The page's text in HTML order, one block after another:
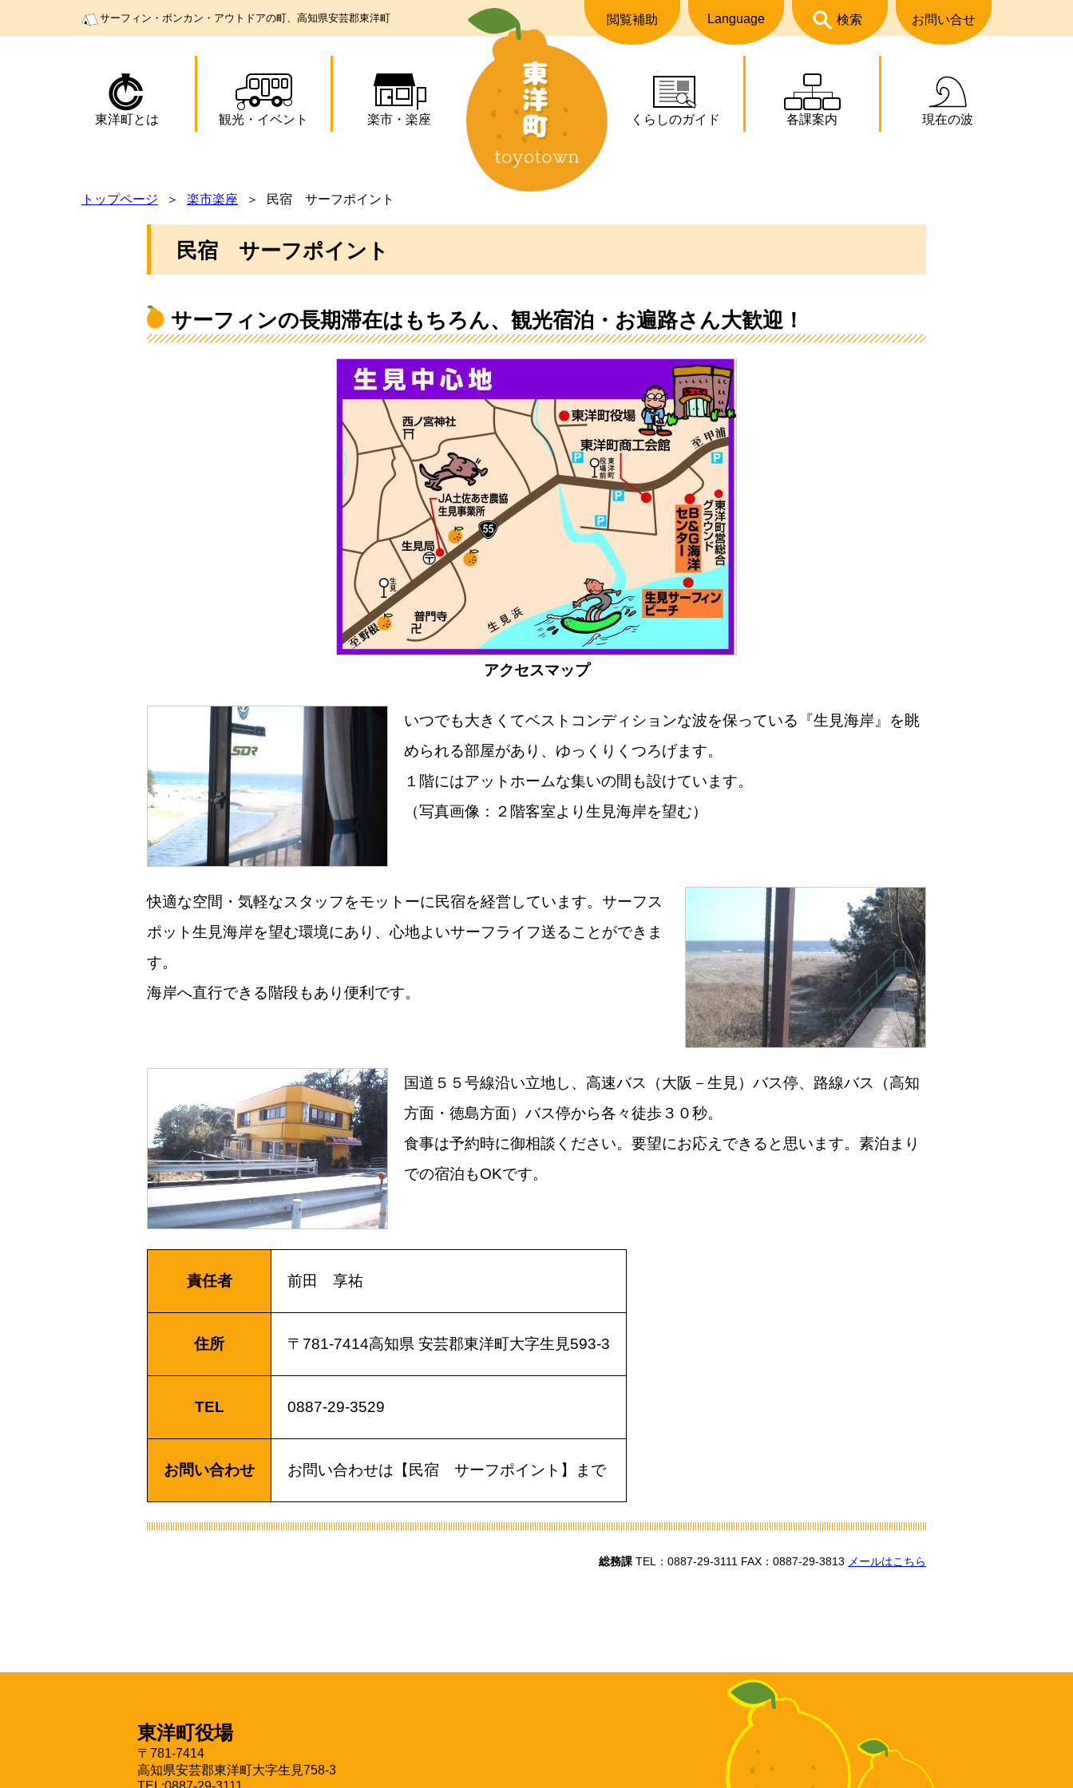
閲覧補助 Language 検索 お問い合せ
サーフィン・ポンカン・アウトドアの町、高知県安芸郡東洋町
東洋町とは 観光 ・ イベント 楽市・楽座 くらしのガイド 各課案内 現在の波
トップページ 楽市楽座 民宿 サーフポイント
民宿 サーフポイント
サーフィンの長期滞在はもちろん、観光宿泊・お遍路さん大歓迎！
アクセスマップ
いつでも大きくてベストコンディションな波を保っている『生見海岸』を眺
められる部屋があり、ゆっくりくつろげます。
１階にはアットホームな集いの間も設けています。
（写真画像：２階客室より生見海岸を望む）
快適な空間・気軽なスタッフをモットーに民宿を経営しています。サーフス
ポット生見海岸を望む環境にあり、心地よいサーフライフ送ることができま
す。
海岸へ直行できる階段もあり便利です。
国道５５号線沿い立地し、高速バス（大阪－生見）バス停、路線バス（高知
方面・徳島方面）バス停から各々徒歩３０秒。
食事は予約時に御相談ください。要望にお応えできると思います。素泊まり
での宿泊もOKです。
責任者 前田 享祐
住所 〒781-7414高知県 安芸郡東洋町大字生見593-3
TEL 0887-29-3529
お問い合わせ お問い合わせは【民宿 サーフポイント】まで
総務課 TEL：0887-29-3111 FAX：0887-29-3813 メールはこちら
東洋町役場
〒781-7414
高知県安芸郡東洋町大字生見758-3